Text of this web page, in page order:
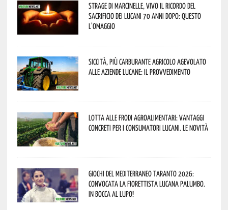
Strage di Marcinelle, vivo il ricordo del
sacrificio dei lucani 70 anni dopo: questo
l’omaggio
Siccità, più carburante agricolo agevolato
alle aziende lucane: il provvedimento
Lotta alle frodi agroalimentari: vantaggi
concreti per i consumatori lucani. Le novità
Giochi del Mediterraneo Taranto 2026:
convocata la fiorettista lucana Palumbo.
In bocca al lupo!